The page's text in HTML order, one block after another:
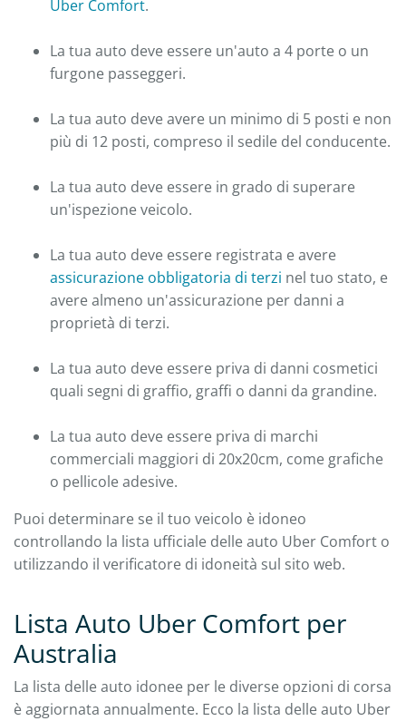
Uber Comfort.
La tua auto deve essere un'auto a 4 porte o un
furgone passeggeri.
La tua auto deve avere un minimo di 5 posti e non
più di 12 posti, compreso il sedile del conducente.
La tua auto deve essere in grado di superare
un'ispezione veicolo.
La tua auto deve essere registrata e avere
assicurazione obbligatoria di terzi nel tuo stato, e
avere almeno un'assicurazione per danni a
proprietà di terzi.
La tua auto deve essere priva di danni cosmetici
quali segni di graffio, graffi o danni da grandine.
La tua auto deve essere priva di marchi
commerciali maggiori di 20x20cm, come grafiche
o pellicole adesive.
Puoi determinare se il tuo veicolo è idoneo
controllando la lista ufficiale delle auto Uber Comfort o
utilizzando il verificatore di idoneità sul sito web.
Lista Auto Uber Comfort per
Australia
La lista delle auto idonee per le diverse opzioni di corsa
è aggiornata annualmente. Ecco la lista delle auto Uber